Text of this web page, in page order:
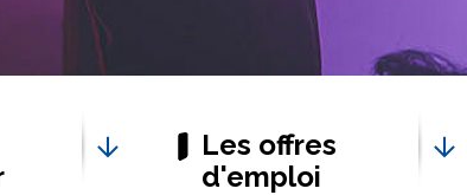
Les offres
d'emploi